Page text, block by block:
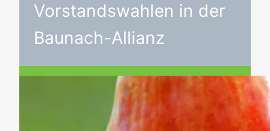
Vorstandswahlen in der
Baunach-Allianz